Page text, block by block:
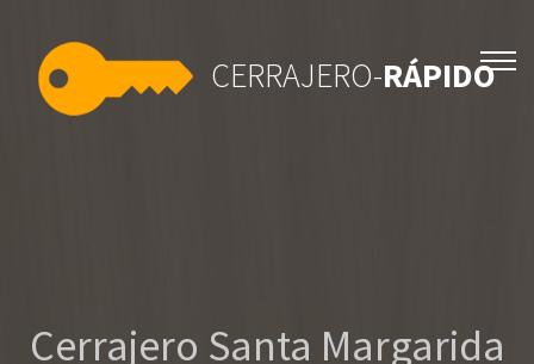
CERRAJERO-RÁPIDO
Cerrajero Santa Margarida